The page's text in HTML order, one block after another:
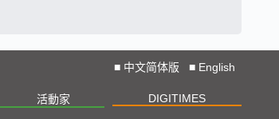
■ 中文简体版 ■ English
活動家 DIGITIMES